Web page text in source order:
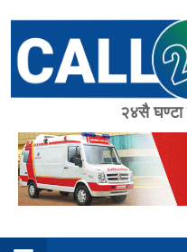
content
२४सै घण्टा